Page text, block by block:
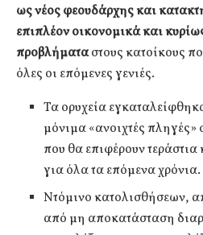
ως νέος φεουδάρχης και
επιπλέον οικονομικά και
προβλήματαστους κατοίκους
όλες οι επόμενες γενιές.
Τα ορυχεία
μόνιμα «ανοιχτές
που θα επιφέρουν
για όλα τα επόμενα χρόνια.
Ντόμινο κατολισθήσεων,
από μη αποκατάσταση